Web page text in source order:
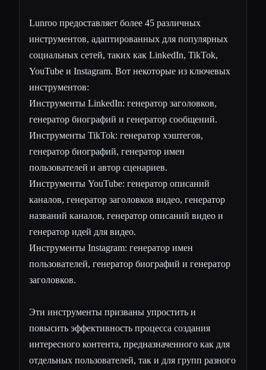
Lunroo предоставляет более 45 различных
инструментов, адаптированных для популярных
социальных сетей, таких как LinkedIn, TikTok,
YouTube и Instagram. Вот некоторые из ключевых
инструментов:
Инструменты LinkedIn: генератор заголовков,
генератор биографий и генератор сообщений.
Инструменты TikTok: генератор хэштегов,
генератор биографий, генератор имен
пользователей и автор сценариев.
Инструменты YouTube: генератор описаний
каналов, генератор заголовков видео, генератор
названий каналов, генератор описаний видео и
генератор идей для видео.
Инструменты Instagram: генератор имен
пользователей, генератор биографий и генератор
заголовков.
Эти инструменты призваны упростить и
повысить эффективность процесса создания
интересного контента, предназначенного как для
отдельных пользователей, так и для групп разного